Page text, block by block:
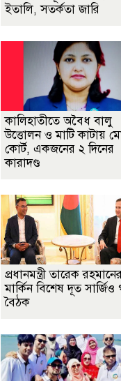
ইতালি, সতর্কতা জারি
কালিহাতীতে অবৈধ বালু
উত্তোলন ও মাটি কাটায়
কোর্ট, একজনের ২ দিনের
কারাদণ্ড
প্রধানমন্ত্রী তারেক
মার্কিন বিশেষ দূত সার্জিও
বৈঠক